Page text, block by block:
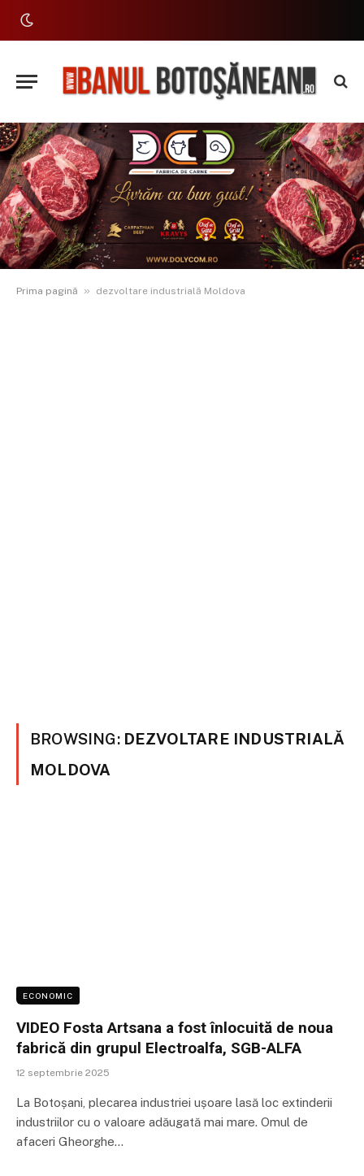
Prima pagină » dezvoltare industrială Moldova
BROWSING: DEZVOLTARE INDUSTRIALĂ
MOLDOVA
ECONOMIC
VIDEO Fosta Artsana a fost înlocuită de noua
fabrică din grupul Electroalfa, SGB-ALFA
12 septembrie 2025
La Botoșani, plecarea industriei ușoare lasă loc extinderii
industriilor cu o valoare adăugată mai mare. Omul de
afaceri Gheorghe…